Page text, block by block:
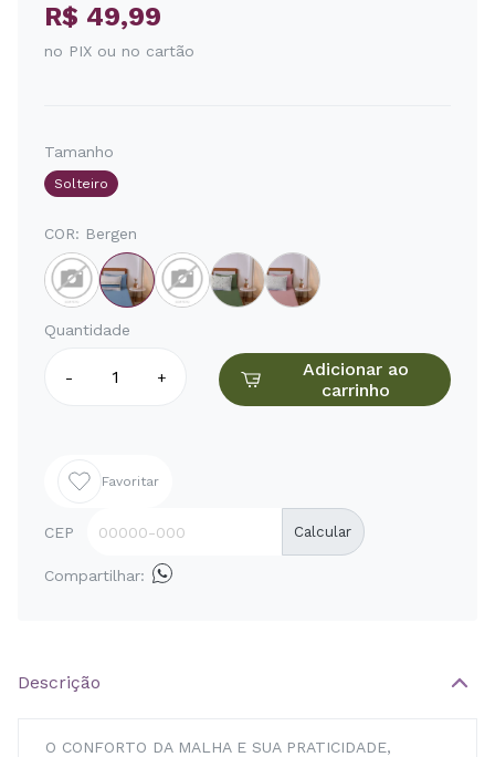
R$ 49,99
no PIX ou no cartão
Tamanho
Solteiro
COR: Bergen
Quantidade
- +
Adicionar ao
carrinho
Favoritar
CEP Calcular
Compartilhar:
Descrição
O CONFORTO DA MALHA E SUA PRATICIDADE,